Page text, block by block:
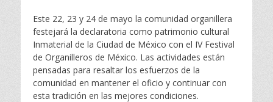
Este 22, 23 y 24 de mayo la comunidad organillera
festejará la declaratoria como patrimonio cultural
Inmaterial de la Ciudad de México con el IV Festival
de Organilleros de México. Las actividades están
pensadas para resaltar los esfuerzos de la
comunidad en mantener el oficio y continuar con
esta tradición en las mejores condiciones.